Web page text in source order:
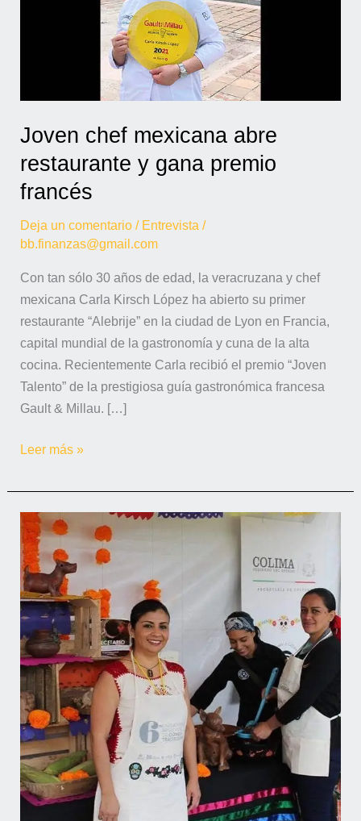
Joven chef mexicana abre
restaurante y gana premio
francés
Deja un comentario / Entrevista /
bb.finanzas@gmail.com
Con tan sólo 30 años de edad, la veracruzana y chef
mexicana Carla Kirsch López ha abierto su primer
restaurante “Alebrije” en la ciudad de Lyon en Francia,
capital mundial de la gastronomía y cuna de la alta
cocina. Recientemente Carla recibió el premio “Joven
Talento” de la prestigiosa guía gastronómica francesa
Gault & Millau. […]
Leer más »
Con
las
Mujeres
del
Fuego,
Gladys
Espinoza
impulsa
la
gastronomía
de
Colima